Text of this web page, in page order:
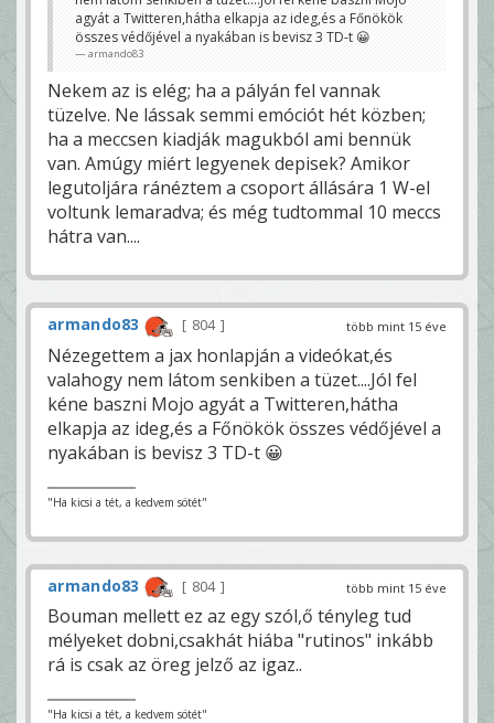
agyát a Twitteren,hátha elkapja az ideg,és a Főnökök
összes védőjével a nyakában is bevisz 3 TD-t 😀
armando83
Nekem az is elég; ha a pályán fel vannak
tüzelve. Ne lássak semmi emóciót hét közben;
ha a meccsen kiadják magukból ami bennük
van. Amúgy miért legyenek depisek? Amikor
legutoljára ránéztem a csoport állására 1 W-el
voltunk lemaradva; és még tudtommal 10 meccs
hátra van....
több mint 15 éve
armando83 804
Nézegettem a jax honlapján a videókat,és
valahogy nem látom senkiben a tüzet....Jól fel
kéne baszni Mojo agyát a Twitteren,hátha
elkapja az ideg,és a Főnökök összes védőjével a
nyakában is bevisz 3 TD-t 😀
"Ha kicsi a tét, a kedvem sötét"
több mint 15 éve
armando83 804
Bouman mellett ez az egy szól,ő tényleg tud
mélyeket dobni,csakhát hiába "rutinos" inkább
rá is csak az öreg jelző az igaz..
"Ha kicsi a tét, a kedvem sötét"